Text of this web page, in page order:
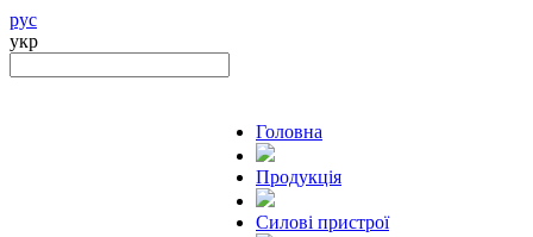
рус
укр
Головна
Продукцiя
Силові пристрої